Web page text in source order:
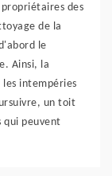
des
de la
le
Ainsi, la
intempéries
un toit
qui peuvent